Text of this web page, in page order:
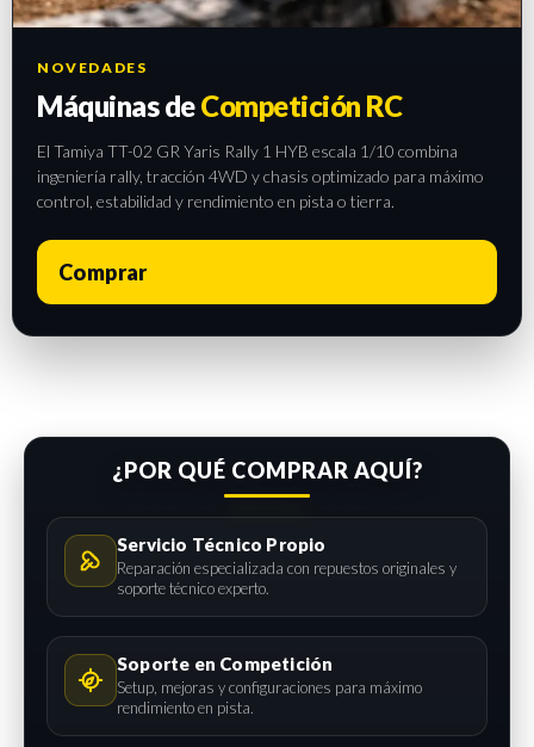
NOVEDADES
Máquinas deCompetición RC
El Tamiya TT-02 GR Yaris Rally 1 HYB escala 1/10 combina
ingeniería rally, tracción 4WD y chasis optimizado para máximo
control, estabilidad y rendimiento en pista o tierra.
Comprar
¿POR QUÉ COMPRAR AQUÍ?
Servicio Técnico Propio
Reparación especializada con repuestos originales y
soporte técnico experto.
Soporte en Competición
Setup, mejoras y configuraciones para máximo
rendimiento en pista.